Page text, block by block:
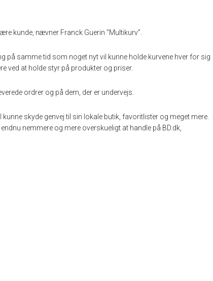
kunde, nævner Franck Guerin ”Multikurv”.
på samme tid som noget nyt vil kunne holde kurvene hver for sig
ved at holde styr på produkter og priser.
ordrer og på dem, der er undervejs.
kunne skyde genvej til sin lokale butik, favoritlister og meget mere.
nemmere og mere overskueligt at handle på BD.dk,